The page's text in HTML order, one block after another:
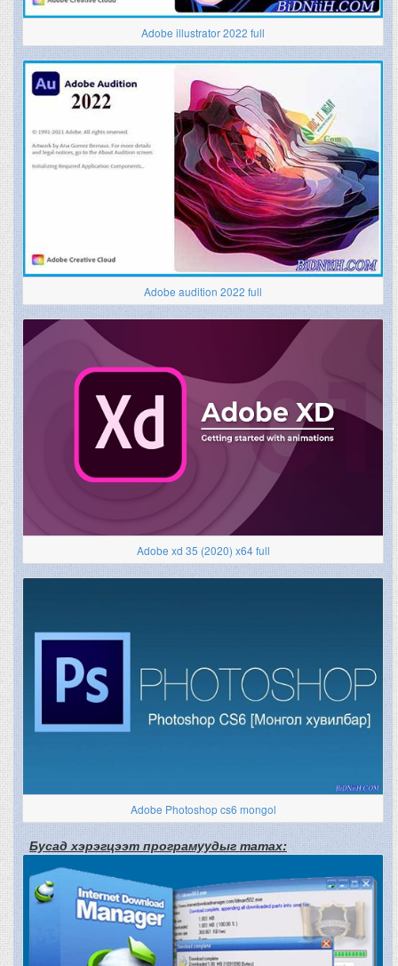
Adobe illustrator 2022 full
Adobe audition 2022 full
Adobe xd 35 (2020) x64 full
Adobe Photoshop cs6 mongol
Бусад хэрэгцээт програмуудыг татах: